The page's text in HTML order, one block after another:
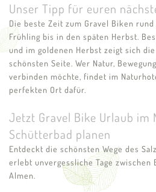
Unser Tipp für euren
Die beste Zeit zum Gravel Biken
Frühling bis in den späten Herbst.
und im goldenen Herbst zeigt sich
schönsten Seite. Wer Natur,
verbinden möchte, findet im
perfekten Ort dafür.
Jetzt Gravel Bike Urlaub im
Schütterbad planen
Entdeckt die schönsten Wege des
erlebt unvergessliche Tage zwischen
Almen.